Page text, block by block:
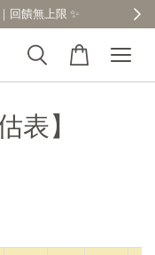
【分享購物評
表】